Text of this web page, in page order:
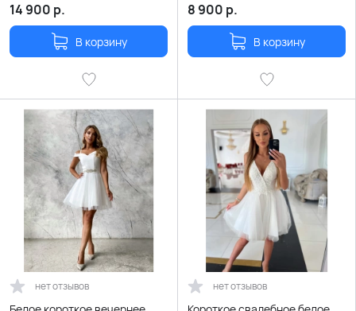
14 900 р.
В корзину
8 900 р.
В корзину
нет отзывов нет отзывов